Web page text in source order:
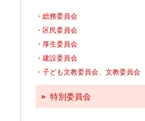
・総務委員会
・区民委員会
・厚生委員会
・建設委員会
・子ども文教委員会、文教委員会
特別委員会